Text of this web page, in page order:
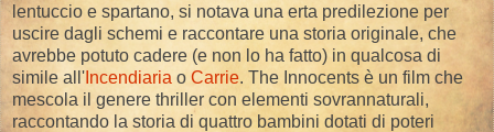
lentuccio e spartano, si notava una erta predilezione per
uscire dagli schemi e raccontare una storia originale, che
avrebbe potuto cadere (e non lo ha fatto) in qualcosa di
simile all' Incendiaria o Carrie. The Innocents è un film che
mescola il genere thriller con elementi sovrannaturali,
raccontando la storia di quattro bambini dotati di poteri